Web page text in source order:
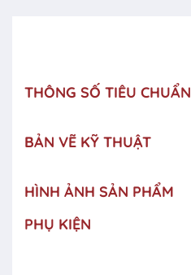
THÔNG SỐ TIÊU CHUẨN
BẢN VẼ KỸ THUẬT
HÌNH ẢNH SẢN PHẨM
PHỤ KIỆN